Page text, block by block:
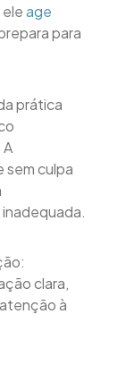
age
para
prática
sem culpa
clara,
à